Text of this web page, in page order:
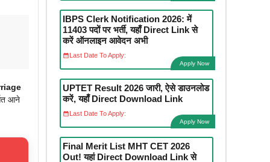
आने
IBPS Clerk Notification 2026: में
11403 पदों पर भर्ती, यहाँ Direct Link से
करें ऑनलाइन आवेदन अभी
Last Date To Apply:
Apply Now
UPTET Result 2026 जारी, ऐसे डाउनलोड
करें, यहाँ Direct Download Link
Last Date To Apply:
Apply Now
Final Merit List MHT CET 2026
Out! यहां Direct Download Link से